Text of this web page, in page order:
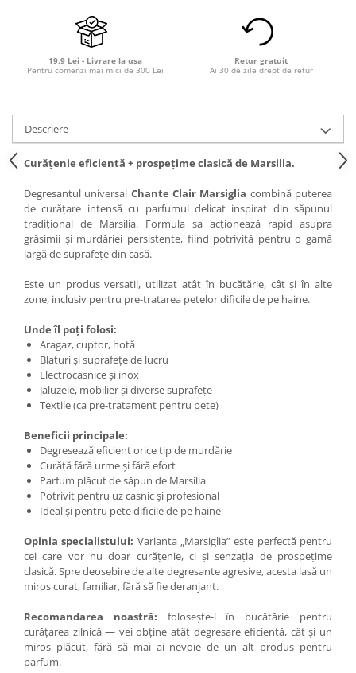
19.9 Lei - Livrare la usa
Pentru comenzi mai mici de 300 Lei
Retur gratuit
Ai 30 de zile drept de retur
Descriere
Curățenie eficientă + prospețime clasică de Marsilia.
Degresantul universal Chante Clair Marsiglia combină puterea
de curățare intensă cu parfumul delicat inspirat din săpunul
tradițional de Marsilia. Formula sa acționează rapid asupra
grăsimii și murdăriei persistente, fiind potrivită pentru o gamă
largă de suprafețe din casă.
Este un produs versatil, utilizat atât în bucătărie, cât și în alte
zone, inclusiv pentru pre-tratarea petelor dificile de pe haine.
Unde îl poți folosi:
Aragaz, cuptor, hotă
Blaturi și suprafețe de lucru
Electrocasnice și inox
Jaluzele, mobilier și diverse suprafețe
Textile (ca pre-tratament pentru pete)
Beneficii principale:
Degresează eficient orice tip de murdărie
Curăță fără urme și fără efort
Parfum plăcut de săpun de Marsilia
Potrivit pentru uz casnic și profesional
Ideal și pentru pete dificile de pe haine
Opinia specialistului: Varianta „Marsiglia” este perfectă pentru
cei care vor nu doar curățenie, ci și senzația de prospețime
clasică. Spre deosebire de alte degresante agresive, acesta lasă un
miros curat, familiar, fără să fie deranjant.
Recomandarea noastră: folosește-l în bucătărie pentru
curățarea zilnică — vei obține atât degresare eficientă, cât și un
miros plăcut, fără să mai ai nevoie de un alt produs pentru
parfum.